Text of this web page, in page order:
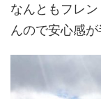
なんともフレ
んので安心感が